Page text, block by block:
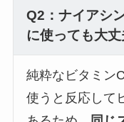
Q2：ナイアシ
に使っても大丈
純粋なビタミン
使うと反応して